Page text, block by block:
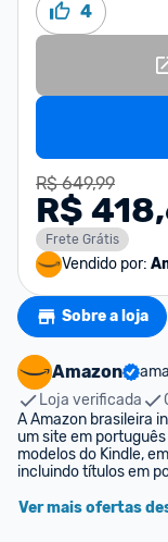
4
R$ 649,99
R$
Frete Grátis
Vendido por:
Sobre a loja
Amazon
Loja verificada
A Amazon brasileira
um site em
modelos do Kindle,
incluindo títulos em
Ver mais ofertas